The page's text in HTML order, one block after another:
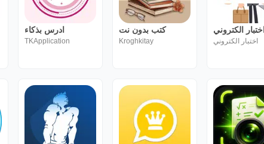
ادرس بذكاء
TKApplication
كتب بدون نت
Kroghkitay اختبار الكتروني